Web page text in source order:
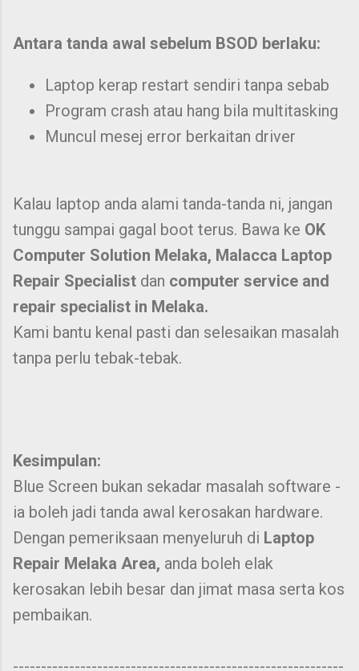
Antara tanda awal sebelum BSOD berlaku:
Laptop kerap restart sendiri tanpa sebab
Program crash atau hang bila multitasking
Muncul mesej error berkaitan driver
Kalau laptop anda alami tanda-tanda ni, jangan
tunggu sampai gagal boot terus. Bawa ke OK
Computer Solution Melaka, Malacca Laptop
Repair Specialist dan computer service and
repair specialist in Melaka.
Kami bantu kenal pasti dan selesaikan masalah
tanpa perlu tebak-tebak.
Kesimpulan:
Blue Screen bukan sekadar masalah software -
ia boleh jadi tanda awal kerosakan hardware.
Dengan pemeriksaan menyeluruh di Laptop
Repair Melaka Area, anda boleh elak
kerosakan lebih besar dan jimat masa serta kos
pembaikan.
-----------------------------------------------------------